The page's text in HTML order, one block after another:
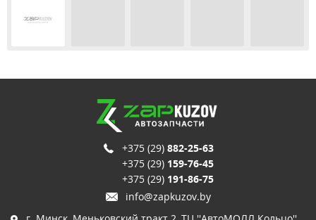
+375 (29) 882-25-63
+375 (29) 159-76-45
+375 (29) 191-86-75
info@zapkuzov.by